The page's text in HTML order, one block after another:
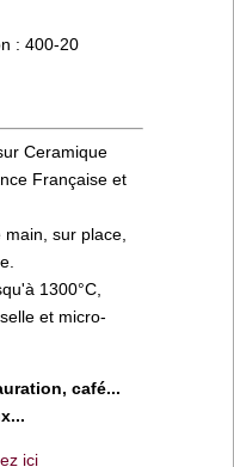
: 400-20
Ceramique
Française et
sur place,
1300°C,
et micro-
café...
ici